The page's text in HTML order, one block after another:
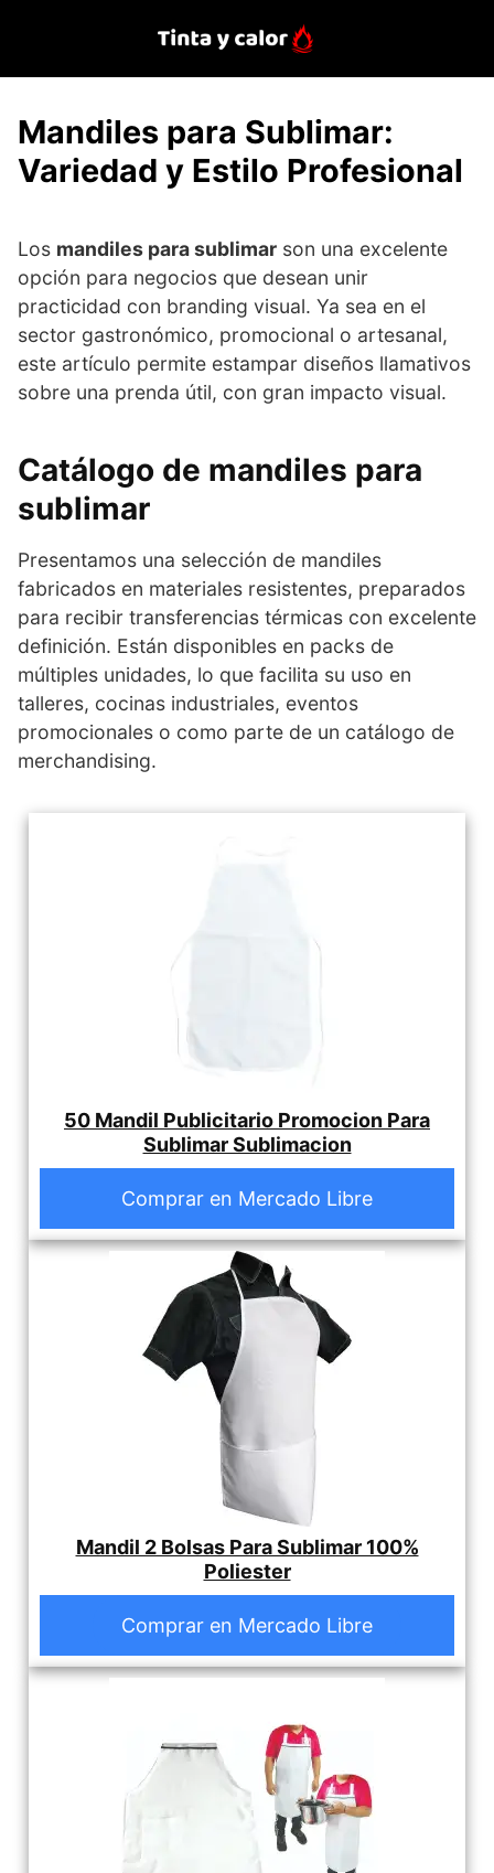
Mandiles para Sublimar:
Variedad y Estilo Profesional
Los mandiles para sublimar son una excelente
opción para negocios que desean unir
practicidad con branding visual. Ya sea en el
sector gastronómico, promocional o artesanal,
este artículo permite estampar diseños llamativos
sobre una prenda útil, con gran impacto visual.
Catálogo de mandiles para
sublimar
Presentamos una selección de mandiles
fabricados en materiales resistentes, preparados
para recibir transferencias térmicas con excelente
definición. Están disponibles en packs de
múltiples unidades, lo que facilita su uso en
talleres, cocinas industriales, eventos
promocionales o como parte de un catálogo de
merchandising.
50 Mandil Publicitario Promocion Para
Sublimar Sublimacion
Comprar en Mercado Libre
Mandil 2 Bolsas Para Sublimar 100%
Poliester
Comprar en Mercado Libre